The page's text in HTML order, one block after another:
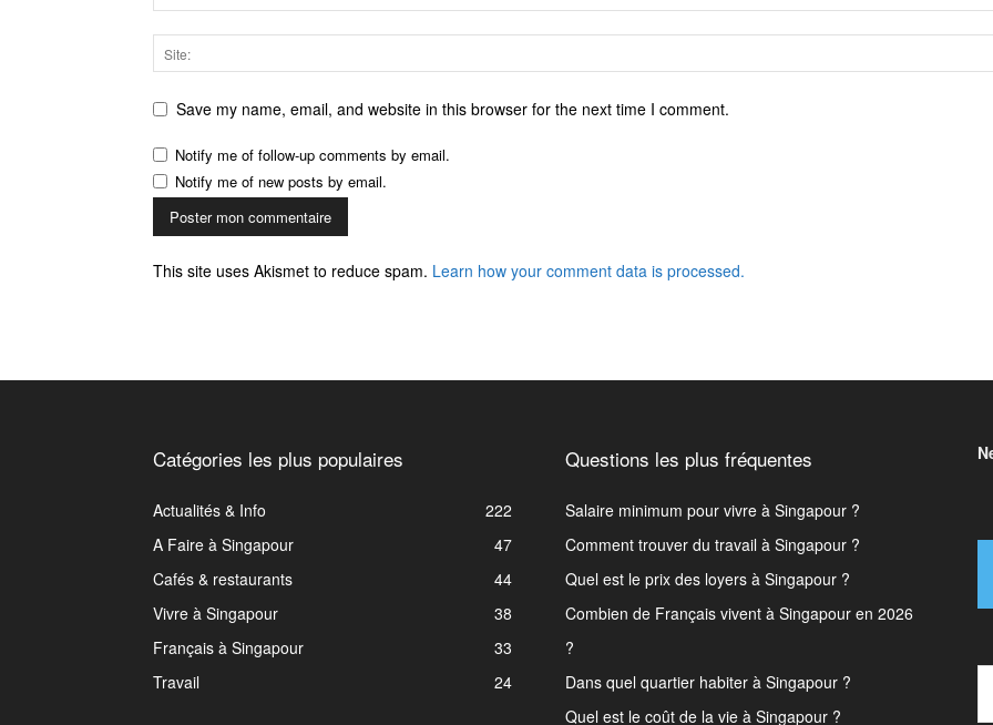
Save my name, email, and website in this browser for the next time I comment.
Notify me of follow-up comments by email.
Notify me of new posts by email.
This site uses Akismet to reduce spam. Learn how your comment data is processed.
Catégories les plus populaires
Actualités & Info
222
A Faire à Singapour
47
Cafés & restaurants
44
Vivre à Singapour
38
Français à Singapour
33
Travail
24
Questions les plus fréquentes
Salaire minimum pour vivre à Singapour ?
Comment trouver du travail à Singapour ?
Quel est le prix des loyers à Singapour ?
Combien de Français vivent à Singapour en 2026
?
Dans quel quartier habiter à Singapour ?
Quel est le coût de la vie à Singapour ?